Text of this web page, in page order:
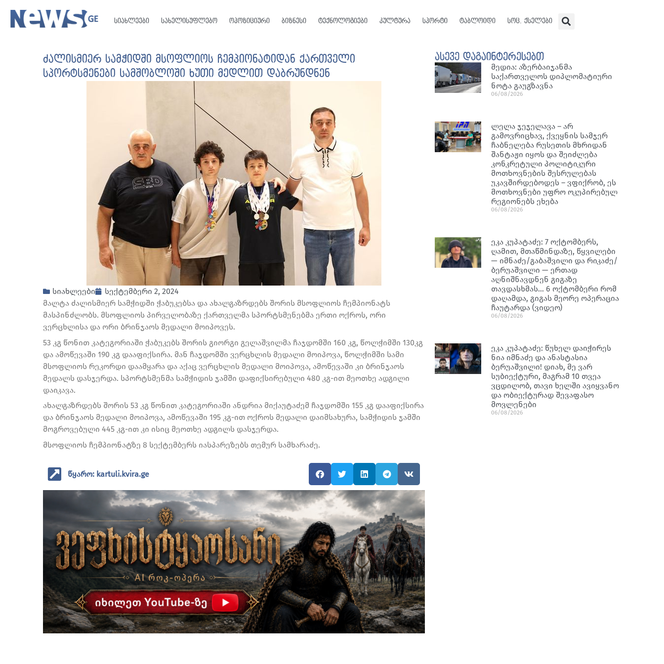
სიახლეები სახელისუფლებო ოპოზიციური ბიზნესი ტექნოლოგიები კულტურა სპორტი ტაბლოიდი სოც. ქსელები
ძალისმიერ სამჭიდში მსოფლიოს ჩემპიონატიდან ქართველი
სპორტსმენები სამშობლოში ხუთი მედლით დაბრუნდნენ
სიახლეები
სექტემბერი 2, 2024
მალტა ძალისმიერ სამჭიდში ჭაბუკებსა და ახალგაზრდებს შორის მსოფლიოს ჩემპიონატს
მასპინძლობს. მსოფლიოს პირველობაზე ქართველმა სპორტსმენებმა ერთი ოქროს, ორი
ვერცხლისა და ორი ბრინჯაოს მედალი მოიპოვეს.
53 კგ წონით კატეგორიაში ჭაბუკებს შორის გიორგი გელაშვილმა ჩაჯდომში 160 კგ, წოლჭიმში 130კგ
და ამოწევაში 190 კგ დააფიქსირა. მან ჩაჯდომში ვერცხლის მედალი მოიპოვა, წოლჭიმში სამი
მსოფლიოს რეკორდი დაამყარა და აქაც ვერცხლის მედალი მოიპოვა, ამოწევაში კი ბრინჯაოს
მედალს დასჯერდა. სპორტსმენმა სამჭიდის ჯამში დაფიქსირებული 480 კგ-ით მეოთხე ადგილი
დაიკავა.
ახალგაზრდებს შორის 53 კგ წონით კატეგორიაში ანდრია მიქაუტაძემ ჩაჯდომში 155 კგ დააფიქსირა
და ბრინჯაოს მედალი მოიპოვა, ამოწევაში 195 კგ-ით ოქროს მედალი დაიმსახურა, სამჭიდის ჯამში
მოგროვებული 445 კგ-ით კი ისიც მეოთხე ადგილს დასჯერდა.
მსოფლიოს ჩემპიონატზე 8 სექტემბერს იასპარეზებს თემურ სამხარაძე.
წყარო: kartuli.kvira.ge
ასევე დაგაინტერესებთ
მედია: აზერბაიჯანმა
საქართველოს დიპლომატიური
ნოტა გაუგზავნა
06/08/2026
ლელა ჯეჯელავა – არ
გამოვრიცხავ, ქვეყნის სამჯერ
ჩაბნელება რუსეთის მხრიდან
შანტაჟი იყოს და შეიძლება
კონკრეტული პოლიტიკური
მოთხოვნების შესრულებას
უკავშირდებოდეს – ვფიქრობ, ეს
მოთხოვნები უფრო ოკუპირებულ
რეგიონებს ეხება
06/08/2026
ეკა კუპატაძე: 7 ოქტომბერს,
ღამით, მთაწმინდაზე, წყვილები
— იმნაძე/გაბაშვილი და რიკაძე/
ბერუაშვილი — ერთად
აღნიშნავდნენ გიგაზე
თავდასხმას… 6 ოქტომბერი რომ
დაღამდა, გიგას მეორე ოპერაცია
ჩაუტარდა (ვიდეო)
06/08/2026
ეკა კუპატაძე: წუხელ დაიჭირეს
ნია იმნაძე და ანასტასია
ბერუაშვილი! დიახ, მე ვარ
სუბიექტური, მაგრამ 10 თვეა
ვცდილობ, თავი ხელში ავიყვანო
და ობიექტურად შევაფასო
მოვლენები
06/08/2026